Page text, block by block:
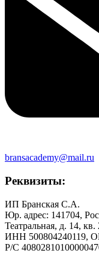
bransacademy@mail.ru
Реквизиты:
ИП Бранская С.А.
Юр. адрес: 141704,
Театральная, д. 14, кв.
ИНН 500804240119,
Р/С